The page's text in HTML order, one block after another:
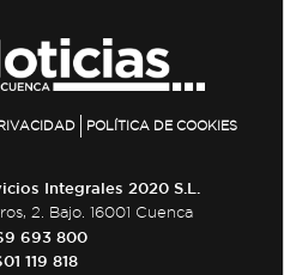
POLÍTICA DE COOKIES
Integrales 2020 S.L.
2. Bajo. 16001 Cuenca
693 800
119 818